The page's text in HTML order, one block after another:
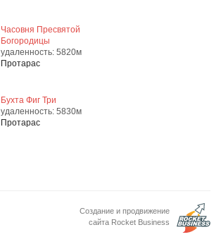
Часовня Пресвятой
Богородицы
удаленность: 5820м
Протарас
Бухта Фиг Три
удаленность: 5830м
Протарас
Создание и продвижение
сайта Rocket Business